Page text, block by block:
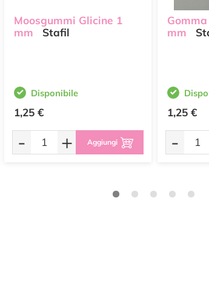
Moosgummi Glicine 1
mm
Stafil
Disponibile
1,25 €
- + Aggiungi
mm
1,25 €
-